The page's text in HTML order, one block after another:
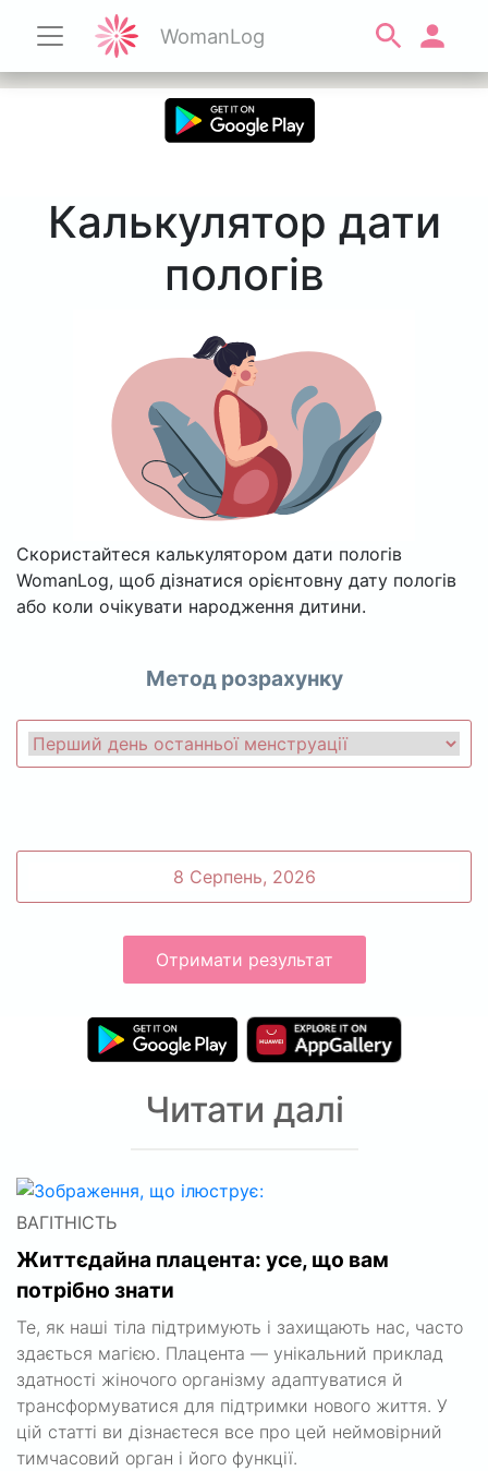
WomanLog
Калькулятор дати
пологів
Скористайтеся калькулятором дати пологів
WomanLog, щоб дізнатися орієнтовну дату пологів
або коли очікувати народження дитини.
Метод розрахунку
Отримати результат
Читати далі
ВАГІТНІСТЬ
Життєдайна плацента: усе, що вам
потрібно знати
Те, як наші тіла підтримують і захищають нас, часто
здається магією. Плацента — унікальний приклад
здатності жіночого організму адаптуватися й
трансформуватися для підтримки нового життя. У
цій статті ви дізнаєтеся все про цей неймовірний
тимчасовий орган і його функції.